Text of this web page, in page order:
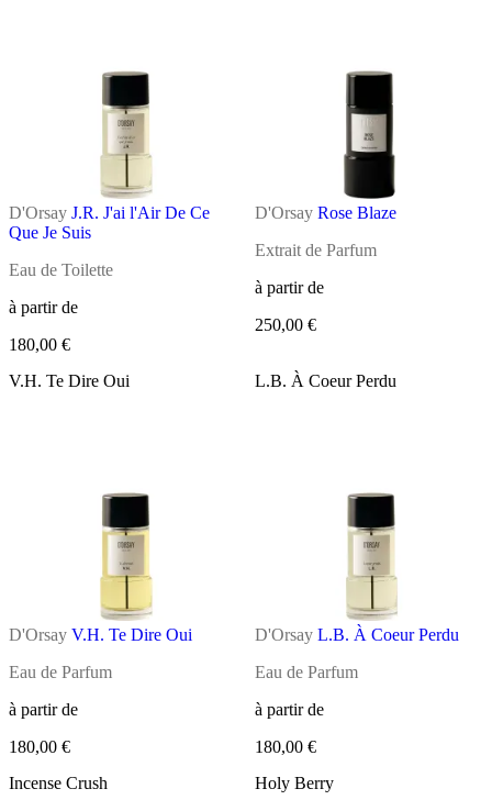
D'Orsay J.R. J'ai l'Air De Ce
Que Je Suis
Eau de Toilette
à partir de
180,00 €
D'Orsay Rose Blaze
Extrait de Parfum
à partir de
250,00 €
V.H. Te Dire Oui
D'Orsay V.H. Te Dire Oui
Eau de Parfum
à partir de
180,00 €
L.B. À Coeur Perdu
D'Orsay L.B. À Coeur Perdu
Eau de Parfum
à partir de
180,00 €
Incense Crush
Holy Berry